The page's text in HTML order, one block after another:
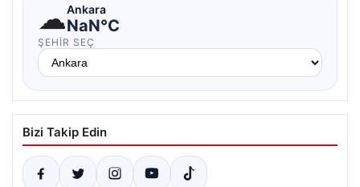
☁Ankara
NaN°C
ŞEHIR SEÇ
Bizi Takip Edin